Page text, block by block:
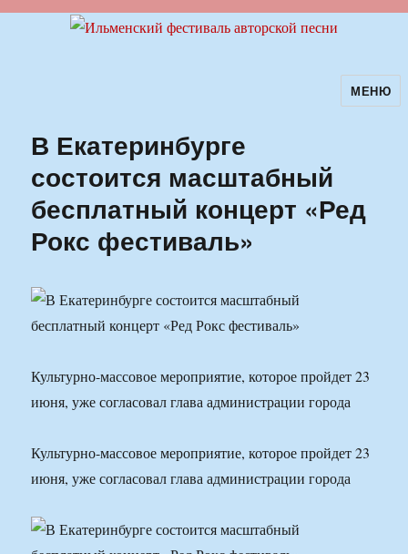
Ильменский фестиваль авторскойМЕНЮ
В Екатеринбурге
состоится масштабный
бесплатный концерт «Ред
Рокс фестиваль»
Культурно-массовое мероприятие, которое пройдет 23
июня, уже согласовал глава администрации города
Культурно-массовое мероприятие, которое пройдет 23
июня, уже согласовал глава администрации города